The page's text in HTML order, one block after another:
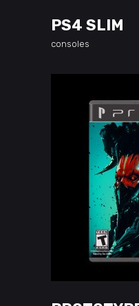
PS4 SLIM
consoles